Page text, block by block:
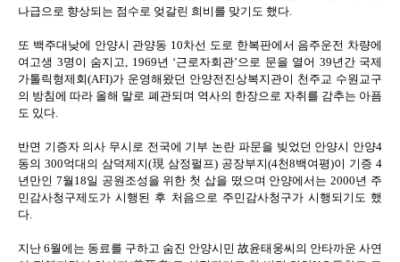
나급으로 향상되는 점수로 엊갈린 희비를 맞기도 했다.
또 백주대낮에 안양시 관양동 10차선 도로 한복판에서 음주운전 차량에
여고생 3명이 숨지고, 1969년 ‘근로자회관’으로 문을 열어 39년간 국제
가톨릭형제회(AFI)가 운영해왔던 안양전진상복지관이 천주교 수원교구
의 방침에 따라 올해 말로 폐관되며 역사의 한장으로 자취를 감추는 아픔
도 있다.
반면 기증자 의사 무시로 전국에 기부 논란 파문을 빚었던 안양시 안양4
동의 300억대의 삼덕제지(現 삼정펄프) 공장부지(4천8백여평)이 기증 4
년만인 7월18일 공원조성을 위한 첫 삽을 떴으며 안양에서는 2000년 주
민감사청구제도가 시행된 후 처음으로 주민감사청구가 시행되기도 했
다.
지난 6월에는 동료를 구하고 숨진 안양시민 故윤태웅씨의 안타까운 사연